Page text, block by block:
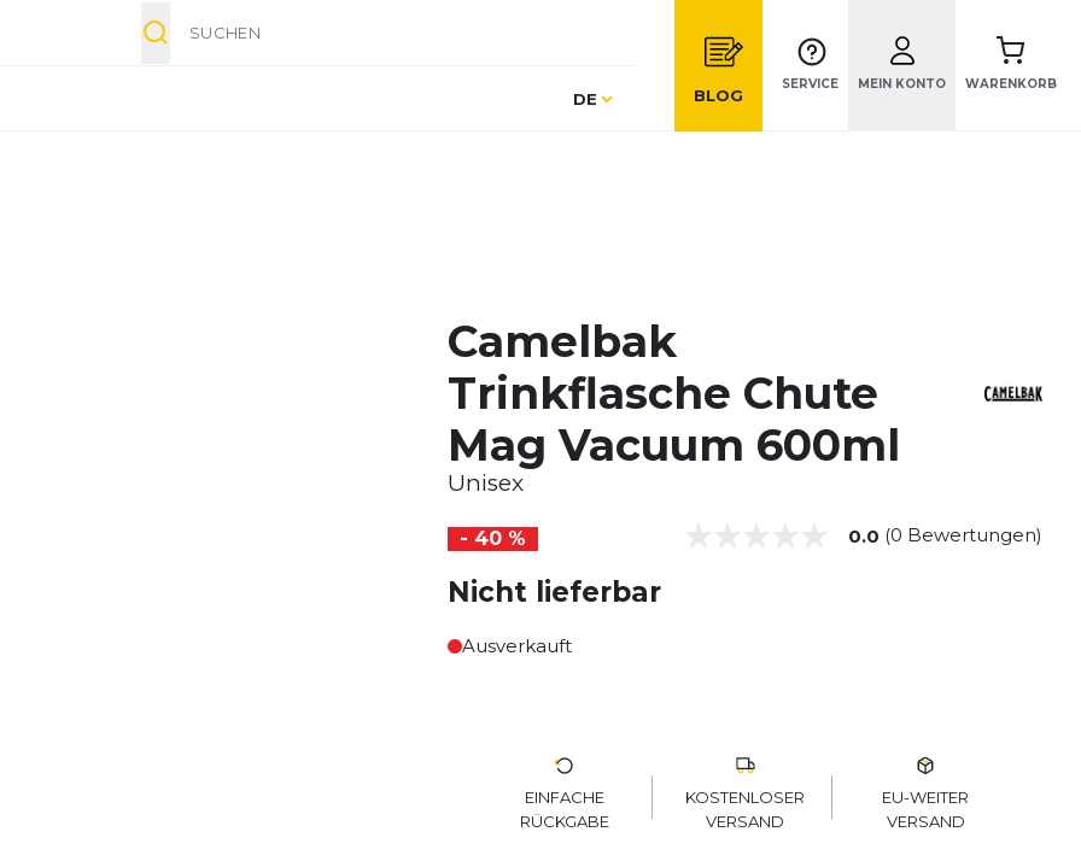
Sprache
DE BLOG
SERVICE MEIN KONTO WARENKORB
Camelbak
Trinkflasche Chute
Mag Vacuum 600ml
Unisex
- 40 % 0.0 (0 Bewertungen)
Nicht lieferbar
Ausverkauft
EINFACHE
RÜCKGABE
KOSTENLOSER
VERSAND
EU-WEITER
VERSAND